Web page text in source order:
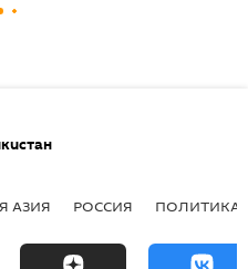
АЗИЯ РОССИЯ ПОЛИТИКА